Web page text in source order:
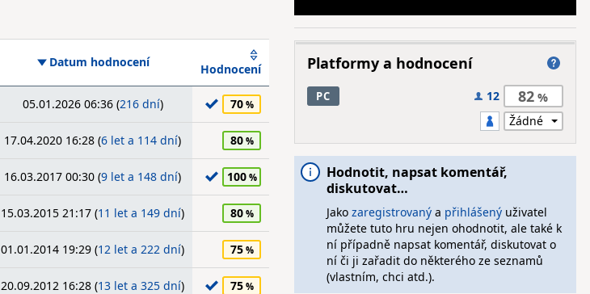
Datum hodnocení Hodnocení
05.01.2026 06:36 (216 dní) 70
17.04.2020 16:28 (6 let a 114 dní) 80
16.03.2017 00:30 (9 let a 148 dní) 100
15.03.2015 21:17 (11 let a 149 dní) 80
01.01.2014 19:29 (12 let a 222 dní) 75
20.09.2012 16:28 (13 let a 325 dní) 75
Platformy a hodnocení
PC 12 82
Hodnotit, napsat komentář,
diskutovat…
Jako zaregistrovanýa přihlášenýuživatel
můžete tuto hru nejen ohodnotit, ale také k
ní případně napsat komentář, diskutovat o
ní či ji zařadit do některého ze seznamů
(vlastním, chci atd.).